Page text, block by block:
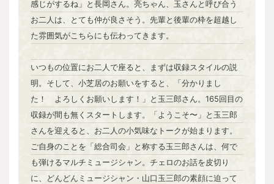
感じがするね」と長岡さん。亮ちゃん、玉さんと呼び合う
お二人は、とても仲が良さそう。先輩と後輩の枠を超越し
た雰囲気がこちらにも伝わってきます。
いつもの位置にお二人で座ると、まずは収録スタイルの説
明。そして、小芝居のお願いをすると、「分かりまし
た！ よろしくお願いします！」と玉三郎さん。165回目の
収録が間も無くスタートします。「ようこそ〜」と玉三郎
さんを迎えると、お二人の小気味なトークが始まります。
ご自身のことを「総合司会」と称する玉三郎さんは、何で
も弾けるマルチミュージシャン。チェロのお話を皮切り
に、どんどんミュージシャン・山口玉三郎の素顔に迫って